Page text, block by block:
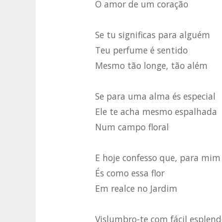
O amor de um coração
Se tu significas para alguém
Teu perfume é sentido
Mesmo tão longe, tão além
Se para uma alma és especial
Ele te acha mesmo espalhada
Num campo floral
E hoje confesso que, para mim
És como essa flor
Em realce no Jardim
Vislumbro-te com fácil